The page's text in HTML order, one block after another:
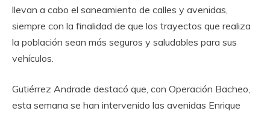
llevan a cabo el saneamiento de calles y avenidas,
siempre con la finalidad de que los trayectos que realiza
la población sean más seguros y saludables para sus
vehículos.
Gutiérrez Andrade destacó que, con Operación Bacheo,
esta semana se han intervenido las avenidas Enrique